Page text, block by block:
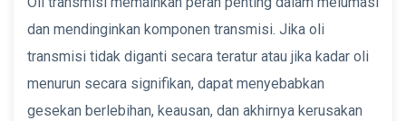
dan mendinginkan komponen transmisi. Jika oli
transmisi tidak diganti secara teratur atau jika kadar oli
menurun secara signifikan, dapat menyebabkan
gesekan berlebihan, keausan, dan akhirnya kerusakan